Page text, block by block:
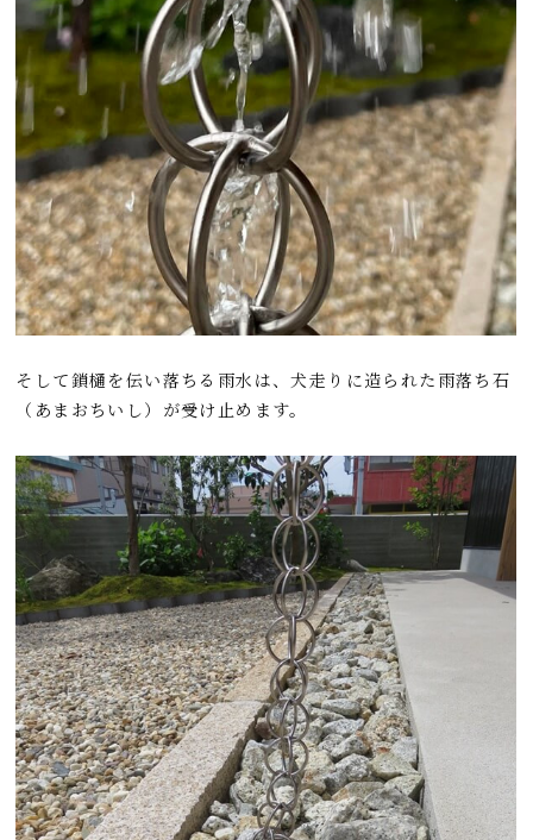
そして鎖樋を伝い落ちる雨水は、犬走りに造られた雨落ち石
（あまおちいし）が受け止めます。